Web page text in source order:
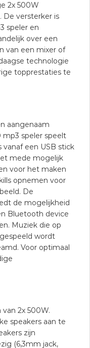
2x 500W
De versterker is
speler en
over een
van een mixer of
technologie
topprestaties te
aangenaam
mp3 speler speelt
een USB stick
mede mogelijk
voor het maken
opnemen voor
De
de mogelijkheid
Bluetooth device
Muziek die op
wordt
Voor optimaal
2x 500W.
speakers aan te
zijn
(6,3mm jack,